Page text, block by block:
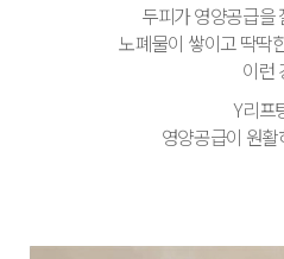
두피가 영양공급을
노폐물이 쌓이고 딱딱
이런
Y리프
영양공급이 원